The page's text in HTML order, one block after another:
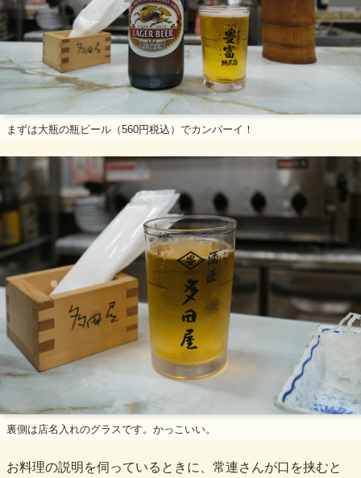
まずは大瓶の瓶ビール（560円税込）でカンパーイ！
裏側は店名入れのグラスです。かっこいい。
お料理の説明を伺っているときに、常連さんが口を挟むと